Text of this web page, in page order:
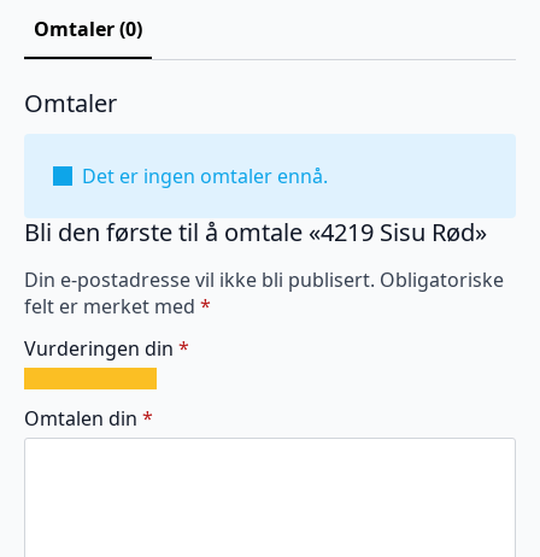
Omtaler (0)
Omtaler
Det er ingen omtaler ennå.
Bli den første til å omtale «4219 Sisu Rød»
Din e-postadresse vil ikke bli publisert. Obligatoriske
felt er merket med *
Vurderingen din *
av
5
av
5
av
5
av
5
av
5
Omtalen din *